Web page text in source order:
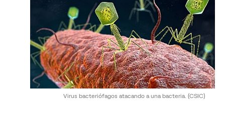
Virus bacteriófagos atacando a una bacteria. (CSIC)